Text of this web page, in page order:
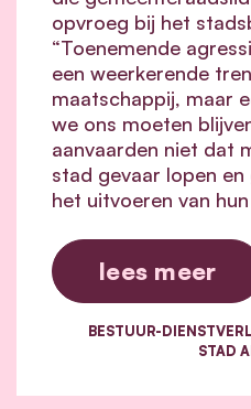
opvroeg bij het
“Toenemende
een weerkerende
maatschappij, maar
we ons moeten
aanvaarden niet dat
stad gevaar lopen
het uitvoeren van hun
lees meer
BESTUUR-
STAD